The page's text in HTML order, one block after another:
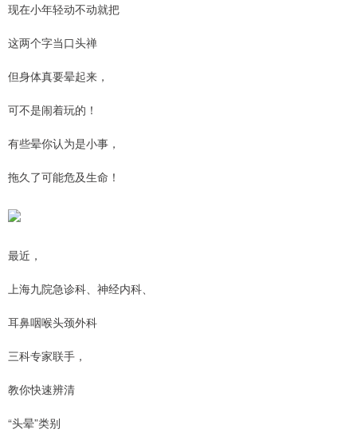
现在小年轻动不动就把
这两个字当口头禅
但身体真要晕起来，
可不是闹着玩的！
有些晕你认为是小事，
拖久了可能危及生命！
最近，
上海九院急诊科、神经内科、
耳鼻咽喉头颈外科
三科专家联手，
教你快速辨清
“头晕”类别